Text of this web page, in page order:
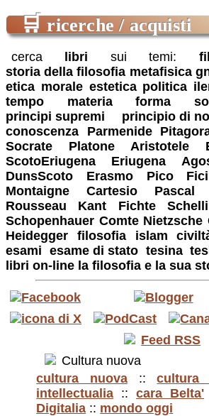
🛒 ricerche / acquisti
cerca libri sui temi:
storia della filosofia metafisica
etica morale estetica politica
tempo
materia forma
principi supremi
principio di
conoscenza
Parmenide
Socrate
Platone Aristotele
ScotoEriugena
Eriugena
DunsScoto
Erasmo Pico
Montaigne
Cartesio Pascal
Rousseau
Kant Fichte
Schopenhauer Comte Nietzsche
Heidegger
filosofia islam
esami esame di stato tesina
libri on-line la filosofia e la sua
cultura nuova::cultura
intellectualia ::cara Belta'
Digitalia :: mondo oggi